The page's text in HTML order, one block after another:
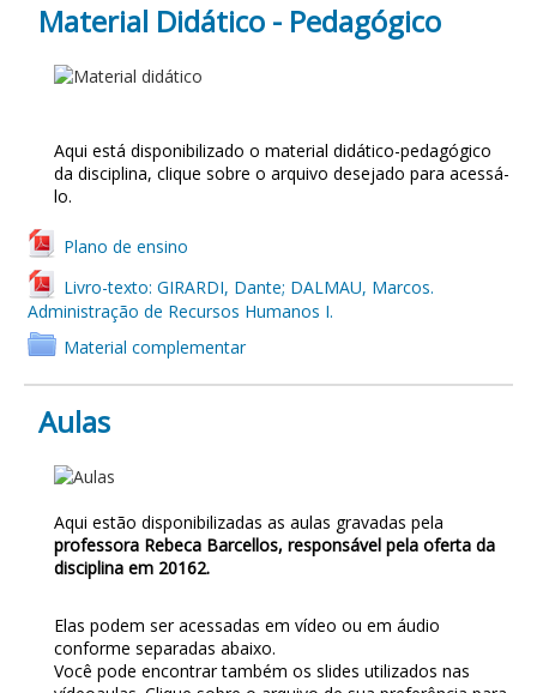
Material Didático - Pedagógico
Aqui está disponibilizado o material didático-pedagógico
da disciplina, clique sobre o arquivo desejado para acessá-
lo.
Plano de ensino
Livro-texto: GIRARDI, Dante; DALMAU, Marcos.
Administração de Recursos Humanos I.
Material complementar
Aulas
Aqui estão disponibilizadas as aulas gravadas pela
professora Rebeca Barcellos, responsável pela oferta da
disciplina em 20162.
Elas podem ser acessadas em vídeo ou em áudio
conforme separadas abaixo.
Você pode encontrar também os slides utilizados nas